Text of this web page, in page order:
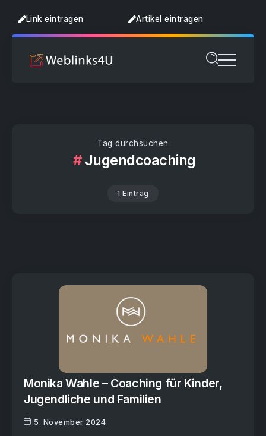
Link eintragen Artikel eintragen
Tag durchsuchen
Jugendcoaching
1 Eintrag
Monika Wahle – Coaching für Kinder,
Jugendliche und Familien
5. November 2024